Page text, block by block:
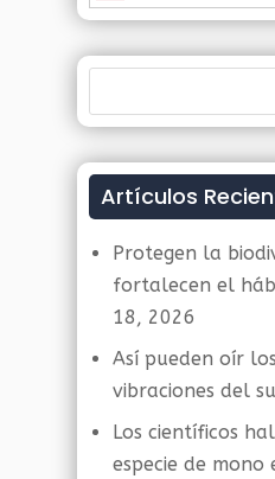
Artículos
Protegen la
fortalecen el
18, 2026
Así pueden oír
vibraciones del
Los científicos
especie de mono